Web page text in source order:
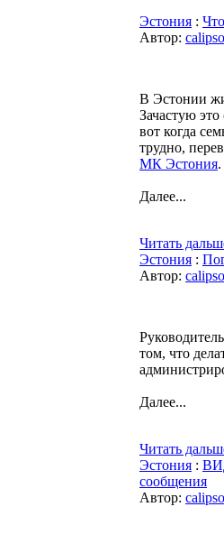
Эстония :
Автор: calipso
В Эстонии
Зачастую
вот когда
трудно,
МК Эстония.
Далее...
Читать
Эстония :
Автор: calipso
том, что
Далее...
Читать
Эстония :
сообщения
Автор: calipso